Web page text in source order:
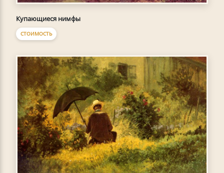
Купающиеся нимфы
СТОИМОСТЬ